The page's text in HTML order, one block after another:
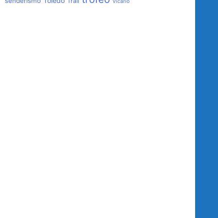
Vicario